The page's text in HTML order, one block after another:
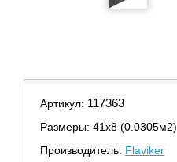
Артикул: 117363
Размеры: 41х8 (0.0305м2)
Производитель: Flaviker